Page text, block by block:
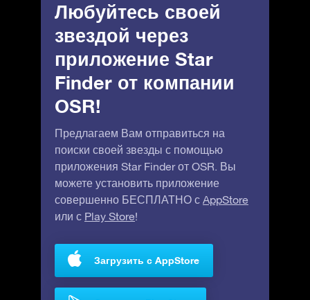
Любуйтесь своей
звездой через
приложение Star
Finder от компании
OSR!
Предлагаем Вам отправиться на
поиски своей звезды с помощью
приложения Star Finder от OSR. Вы
можете установить приложение
совершенно БЕСПЛАТНО с AppStore
или с Play Store!
Загрузить с AppStore